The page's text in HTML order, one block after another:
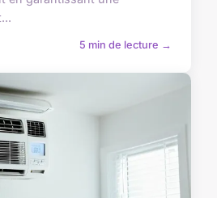
5 min de lecture →